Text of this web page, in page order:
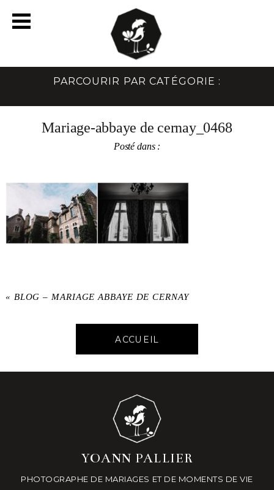
PARCOURIR PAR CATÉGORIE :
Mariage-abbaye de cernay_0468
Posté dans :
« BLOG – MARIAGE ABBAYE DE CERNAY
ACCUEIL
YOANN PALLIER
PHOTOGRAPHE DE MARIAGES ET DE MOMENTS DE VIE